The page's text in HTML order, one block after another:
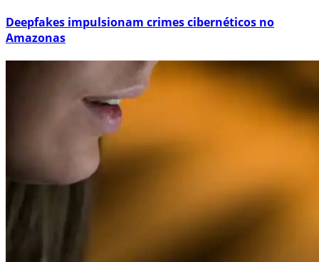
Deepfakes impulsionam crimes cibernéticos no
Amazonas